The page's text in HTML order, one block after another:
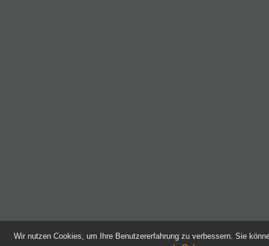
Wir nutzen Cookies, um Ihre Benutzererfahrung zu verbessern. Sie